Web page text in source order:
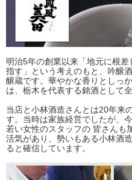
明治5年の創業以来「地元に根
指す」という考えのもと、吟醸
醸蔵です。華やかな香りとしっ
は、栃木を代表する銘酒として
当店と小林酒造さんとは20年来
す。当時は家族経営でしたが、
若い女性のスタッフの 皆さんも
活気があり、勢いもある小林酒
ると確信しています。